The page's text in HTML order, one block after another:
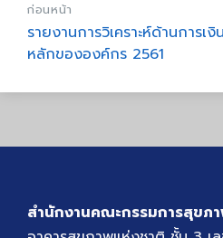
ก่อนหน้า
รายงานการวิเคราะห์ด้านการเ
หลักขององค์กร 2561
สำนักงานคณะกรรมการสุขภ